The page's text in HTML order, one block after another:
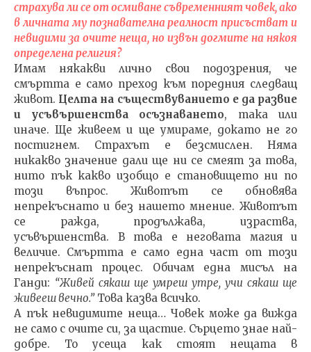
страхува ли се от осмиване съвременният човек, ако
в личната му познавателна реалност присъстват и
невидими за очите неща, но извън догмите на някоя
определена религия?
Имам някакви лично свои подозрения, че
смъртта е само преход към поредния следващ
живот. Целта на съществуванието е да развие
и усъвършенства осъзнаването, така или
иначе. Ще живеем и ще умираме, докато не го
постигнем. Страхът е безсмислен. Няма
никакво значение дали ще ни се смеят за това,
нито пък какво изобщо е становището ни по
този въпрос. Животът се обновява
непрекъснато и без нашето мнение. Животът
се ражда, продължава, израства,
усъвършенства. В това е неговата магия и
величие. Смъртта е само една част от този
непрекъснат процес. Обичам една мисъл на
Ганди: “Живей сякаш ще умреш утре, учи сякаш ще
живееш вечно.”Това казва всичко.
А пък невидимите неща… Човек може да вижда
не само с очите си, за щастие. Сърцето знае най-
добре. То усеща как стоят нещата в